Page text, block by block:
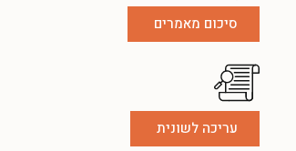
סיכום מאמרים
עריכה לשונית